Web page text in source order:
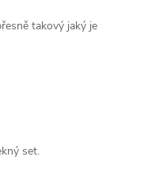
takový jaký je
set.